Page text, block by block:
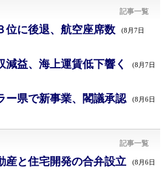
記事一覧
位に後退、航空座席数 (8月7日
減益、海上運賃低下響く (8月7日
ー県で新事業、閣議承認 (8月6日
記事一覧
産と住宅開発の合弁設立 (8月6日